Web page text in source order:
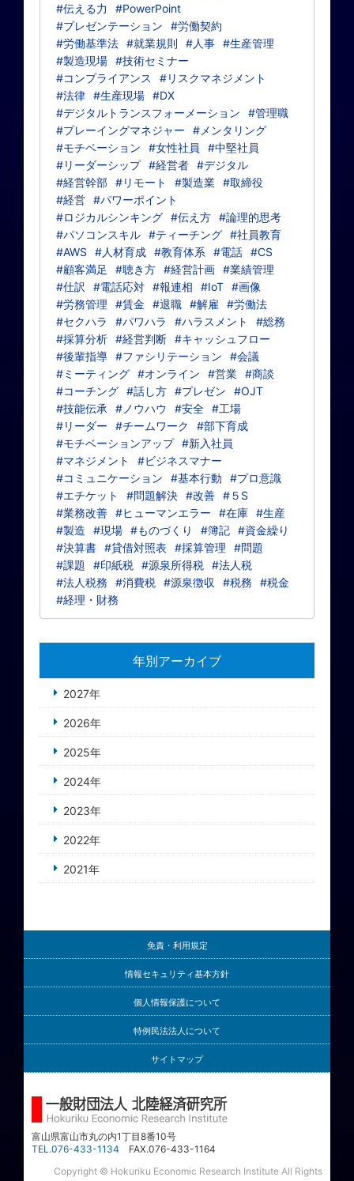
#伝える力
#PowerPoint
#プレゼンテーション
#労働契約
#労働基準法 #就業規則 #人事 #生産管理
#製造現場 #技術セミナー
#コンプライアンス
#リスクマネジメント
#法律 #生産現場 #DX
#デジタルトランスフォーメーション
#管理職
#プレーイングマネジャー
#メンタリング
#モチベーション
#女性社員
#中堅社員
#リーダーシップ #経営者 #デジタル
#経営幹部 #リモート #製造業 #取締役
#経営 #パワーポイント
#ロジカルシンキング #伝え方 #論理的思考
#パソコンスキル #ティーチング #社員教育
#AWS
#人材育成 #教育体系 #電話 #CS
#顧客満足
#聴き方 #経営計画 #業績管理
#仕訳
#電話応対 #報連相 #IoT #画像
#労務管理
#賃金 #退職 #解雇
#労働法
#セクハラ
#パワハラ #ハラスメント
#総務
#採算分析 #経営判断 #キャッシュフロー
#後輩指導 #ファシリテーション
#会議
#ミーティング #オンライン #営業 #商談
#コーチング #話し方 #プレゼン
#OJT
#技能伝承
#ノウハウ #安全 #工場
#リーダー
#チームワーク
#部下育成
#モチベーションアップ #新入社員
#マネジメント
#ビジネスマナー
#コミュニケーション
#基本行動
#プロ意識
#エチケット
#問題解決 #改善 #５S
#業務改善 #ヒューマンエラー #在庫 #生産
#製造
#現場 #ものづくり #簿記 #資金繰り
#決算書 #貸借対照表 #採算管理
#問題
#課題
#印紙税 #源泉所得税 #法人税
#法人税務
#消費税 #源泉徴収 #税務
#税金
#経理・財務
年別アーカイブ
2027年
2026年
2025年
2024年
2023年
2022年
2021年
免責・利用規定
情報セキュリティ基本方針
個人情報保護について
特例民法法人について
サイトマップ
富山県富山市丸の内1丁目8番10号
TEL.076-433-1134 FAX.076-433-1164
Copyright © Hokuriku Economic Research Institute All Rights